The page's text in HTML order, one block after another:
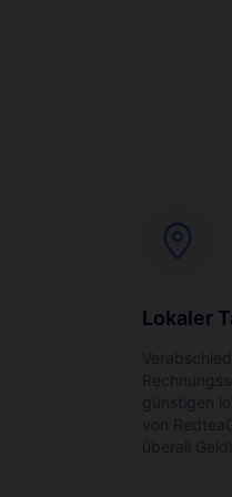
Lokaler